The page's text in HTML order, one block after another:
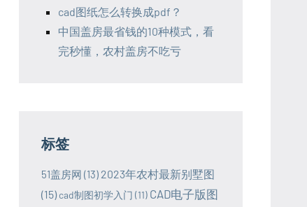
cad图纸怎么转换成pdf？
中国盖房最省钱的10种模式，看
完秒懂，农村盖房不吃亏
标签
51盖房网 (13) 2023年农村最新别墅图
(15) cad制图初学入门 (11) CAD电子版图